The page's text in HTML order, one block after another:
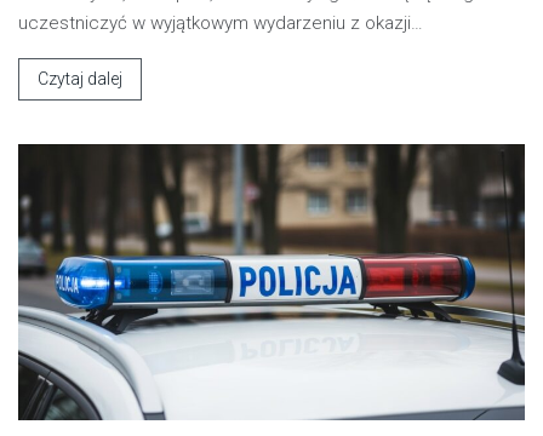
uczestniczyć w wyjątkowym wydarzeniu z okazji…
Czytaj dalej